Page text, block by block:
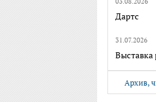
Дартс
31.07.2026
Выставка
Архив,